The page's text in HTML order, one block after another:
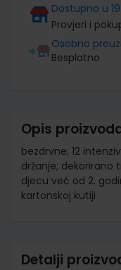
Dostupno u
Provjeri i
Osobno
Besplatno
Opis
bezdrvne; 12
držanje; dekorirano
djecu već od 2.
kartonskoj kutiji
Detalji